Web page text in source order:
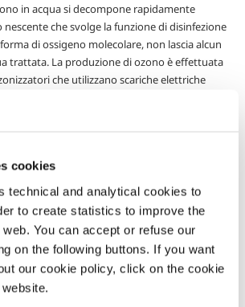
cookies
technical and analytical cookies to
to create statistics to improve the
You can accept or refuse our
on the following buttons. If you want
our cookie policy, click on the cookie
in acqua si decompone rapidamente
che svolge la funzione di disinfezione
di ossigeno molecolare, non lascia alcun
trattata. La produzione di ozono è effettuata
che utilizzano scariche elettriche
di ossigeno puro in alimentazione agli
ed al know-how accumulati negli
realizzate, SOL propone ai propri clienti
e tecnologia di utilizzo dell’ozono ai
dell’arte, impianti pilota per lo studio in loco
ingegneria ed assistenza tecnica e
del processo e dell’impianto adeguato